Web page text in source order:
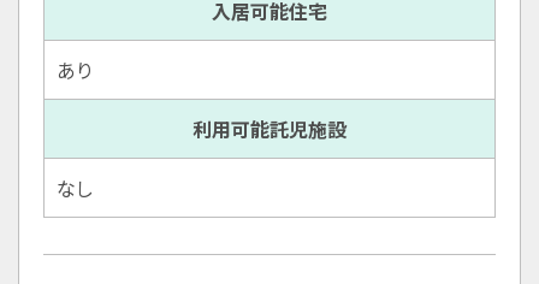
入居可能住宅
あり
利用可能託児施設
なし